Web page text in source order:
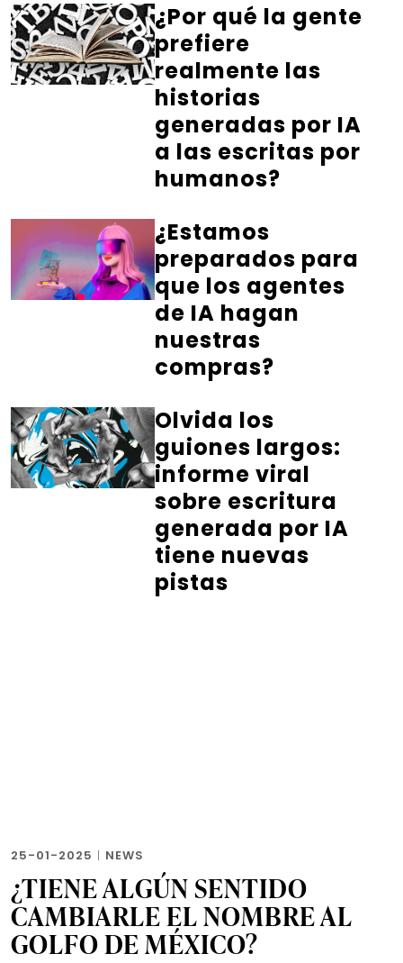
¿Por qué la gente
prefiere
realmente las
historias
generadas por IA
a las escritas por
humanos?
¿Estamos
preparados para
que los agentes
de IA hagan
nuestras
compras?
Olvida los
guiones largos:
informe viral
sobre escritura
generada por IA
tiene nuevas
pistas
25-01-2025 | NEWS
¿TIENE ALGÚN SENTIDO
CAMBIARLE EL NOMBRE AL
GOLFO DE MÉXICO?